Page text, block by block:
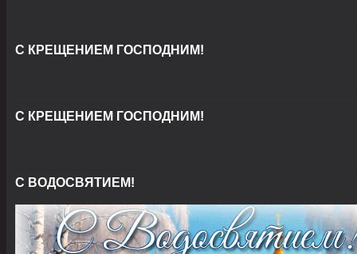
С КРЕЩЕНИЕМ ГОСПОДНИМ!
С КРЕЩЕНИЕМ ГОСПОДНИМ!
С ВОДОСВЯТИЕМ!